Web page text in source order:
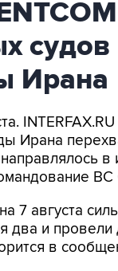
Ирана
Ирана
7 августа
два и
в